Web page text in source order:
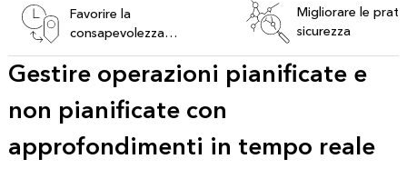
Favorire la
consapevolezza
situazionale
Migliorare le
sicurezza
Gestire operazioni pianificate e
non pianificate con
approfondimenti in tempo reale